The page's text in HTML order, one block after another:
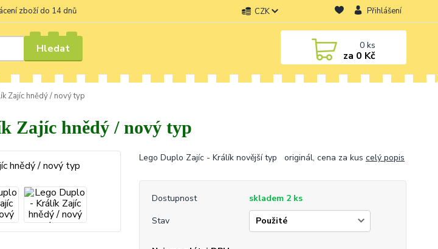
zboží do 14 dnů CZK Přihlášení
Hledat 0ks
za 0 Kč
Zajíc hnědý / nový typ
Zajíc hnědý / nový typ
Lego Duplo Zajíc - Králík novější typ originál, cena za kus celý popis
Dostupnost
skladem 2 ks
Stav